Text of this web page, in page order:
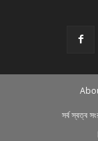
সর্ব স্বত্ব